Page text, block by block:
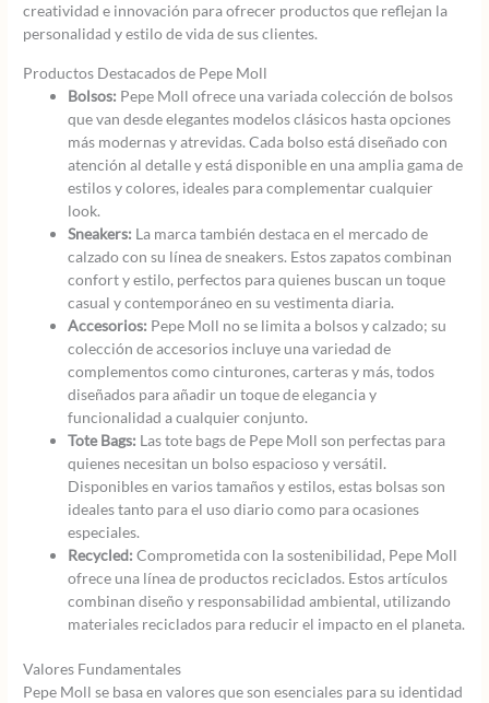
creatividad e innovación para ofrecer productos que reflejan la
personalidad y estilo de vida de sus clientes.
Productos Destacados de Pepe Moll
Bolsos: Pepe Moll ofrece una variada colección de bolsos
que van desde elegantes modelos clásicos hasta opciones
más modernas y atrevidas. Cada bolso está diseñado con
atención al detalle y está disponible en una amplia gama de
estilos y colores, ideales para complementar cualquier
look.
Sneakers: La marca también destaca en el mercado de
calzado con su línea de sneakers. Estos zapatos combinan
confort y estilo, perfectos para quienes buscan un toque
casual y contemporáneo en su vestimenta diaria.
Accesorios: Pepe Moll no se limita a bolsos y calzado; su
colección de accesorios incluye una variedad de
complementos como cinturones, carteras y más, todos
diseñados para añadir un toque de elegancia y
funcionalidad a cualquier conjunto.
Tote Bags: Las tote bags de Pepe Moll son perfectas para
quienes necesitan un bolso espacioso y versátil.
Disponibles en varios tamaños y estilos, estas bolsas son
ideales tanto para el uso diario como para ocasiones
especiales.
Recycled: Comprometida con la sostenibilidad, Pepe Moll
ofrece una línea de productos reciclados. Estos artículos
combinan diseño y responsabilidad ambiental, utilizando
materiales reciclados para reducir el impacto en el planeta.
Valores Fundamentales
Pepe Moll se basa en valores que son esenciales para su identidad